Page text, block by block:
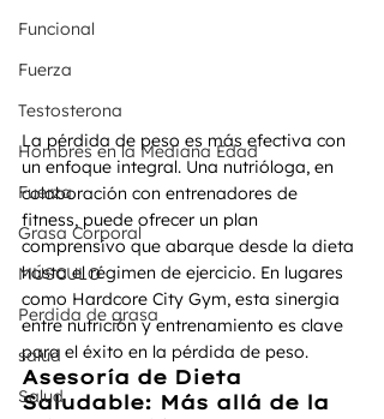
Funcional
Fuerza
Testosterona
Hombres en la Mediana Edad
Fuerza
Grasa Corporal
MÚSCULO
Perdida de grasa
salud
Salud
La pérdida de peso es más efectiva con
un enfoque integral. Una nutrióloga, en
colaboración con entrenadores de
fitness, puede ofrecer un plan
comprensivo que abarque desde la dieta
hasta el régimen de ejercicio. En lugares
como Hardcore City Gym, esta sinergia
entre nutrición y entrenamiento es clave
para el éxito en la pérdida de peso.
Asesoría de Dieta
Saludable: Más allá de la